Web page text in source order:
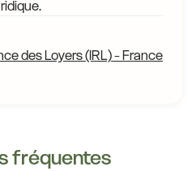
des Loyers (IRL) - France
fréquentes